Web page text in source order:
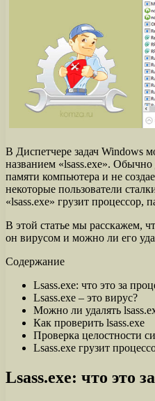
В Диспетчере задач Windows
названием «lsass.exe».
памяти компьютера и не
некоторые пользователи
«lsass.exe» грузит процессор,
В этой статье мы расскажем,
он вирусом и можно ли его
Содержание
Lsass.exe: что это за
Lsass.exe – это вирус?
Можно ли удалять
Как проверить lsass.exe
Проверка целостности
Lsass.exe грузит
Lsass.exe: что это